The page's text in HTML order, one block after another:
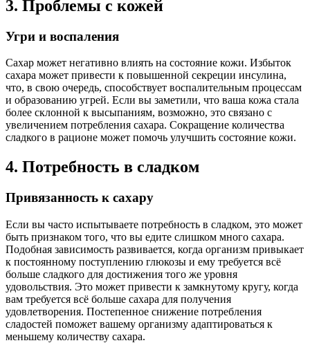
3. Проблемы с кожей
Угри и воспаления
Сахар может негативно влиять на состояние кожи. Избыток
сахара может привести к повышенной секреции инсулина,
что, в свою очередь, способствует воспалительным процессам
и образованию угрей. Если вы заметили, что ваша кожа стала
более склонной к высыпаниям, возможно, это связано с
увеличением потребления сахара. Сокращение количества
сладкого в рационе может помочь улучшить состояние кожи.
4. Потребность в сладком
Привязанность к сахару
Если вы часто испытываете потребность в сладком, это может
быть признаком того, что вы едите слишком много сахара.
Подобная зависимость развивается, когда организм привыкает
к постоянному поступлению глюкозы и ему требуется всё
больше сладкого для достижения того же уровня
удовольствия. Это может привести к замкнутому кругу, когда
вам требуется всё больше сахара для получения
удовлетворения. Постепенное снижение потребления
сладостей поможет вашему организму адаптироваться к
меньшему количеству сахара.